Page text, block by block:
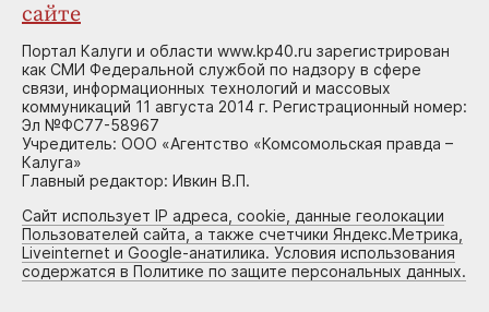
сайте
Портал Калуги и области www.kp40.ru зарегистрирован
как СМИ Федеральной службой по надзору в сфере
связи, информационных технологий и массовых
коммуникаций 11 августа 2014 г. Регистрационный номер:
Эл №ФС77-58967
Учредитель: ООО «Агентство «Комсомольская правда –
Калуга»
Главный редактор: Ивкин В.П.
Сайт использует IP адреса, cookie, данные геолокации
Пользователей сайта, а также счетчики Яндекс.Метрика,
Liveinternet и Google-анатилика. Условия использования
содержатся в Политике по защите персональных данных.